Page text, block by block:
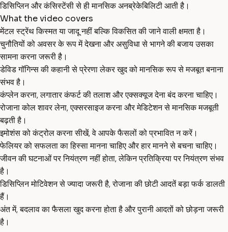
डिसिप्लिन और कंसिस्टेंसी से ही मानसिक अनब्रेकेबिलिटी आती है।
What the video covers
मेंटल स्ट्रेंथ किस्मत या जादू नहीं बल्कि विकसित की जाने वाली क्षमता है।
चुनौतियों को अवसर के रूप में देखना और असुविधा से भागने की बजाय उसका
सामना करना जरूरी है।
डेविड गॉगिन्स की कहानी से प्रेरणा लेकर खुद को मानसिक रूप से मजबूत बनाना
संभव है।
कंप्लेन करना, लगातार कंफर्ट की तलाश और एक्सक्यूज देना बंद करना चाहिए।
रोजाना कोल शावर लेना, एक्सरसाइज करना और मेडिटेशन से मानसिक मजबूती
बढ़ती है।
इमोशंस को कंट्रोल करना सीखें, वे आपके फैसलों को प्रभावित न करें।
फेलियर को सफलता का हिस्सा मानना चाहिए और हार मानने से बचना चाहिए।
जीवन की घटनाओं पर नियंत्रण नहीं होता, लेकिन प्रतिक्रिया पर नियंत्रण संभव
है।
डिसिप्लिन मोटिवेशन से ज्यादा जरूरी है, रोजाना की छोटी आदतें बड़ा फर्क डालती
हैं।
अंत में, बदलाव का फैसला खुद करना होता है और पुरानी आदतों को छोड़ना जरूरी
है।